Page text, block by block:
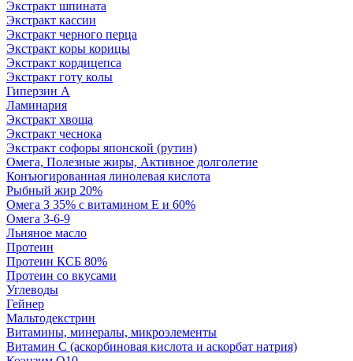
Экстракт шпината
Экстракт кассии
Экстракт черного перца
Экстракт коры корицы
Экстракт кордицепса
Экстракт готу колы
Гиперзин А
Ламинария
Экстракт хвоща
Экстракт чеснока
Экстракт софоры японской (рутин)
Омега, Полезные жиры, Активное долголетие
Конъюгированная линолевая кислота
Рыбный жир 20%
Омега 3 35% с витамином Е и 60%
Омега 3-6-9
Льняное масло
Протеин
Протеин КСБ 80%
Протеин со вкусами
Углеводы
Гейнер
Мальтодекстрин
Витамины, минералы, микроэлементы
Витамин C (аскорбиновая кислота и аскорбат натрия)